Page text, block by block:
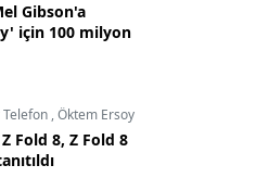
Gibson'a
için 100 milyon
,Öktem Ersoy
Fold 8, Z Fold 8